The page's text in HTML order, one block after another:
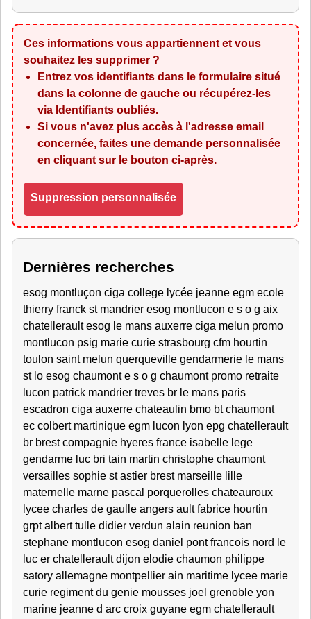
Ces informations vous appartiennent et vous
souhaitez les supprimer ?
Entrez vos identifiants dans le formulaire situé
dans la colonne de gauche ou récupérez-les
via Identifiants oubliés.
Si vous n'avez plus accès à l'adresse email
concernée, faites une demande personnalisée
en cliquant sur le bouton ci-après.
Suppression personnalisée
Dernières recherches
esog montluçon ciga college lycée jeanne egm ecole
thierry franck st mandrier esog montlucon e s o g aix
chatellerault esog le mans auxerre ciga melun promo
montlucon psig marie curie strasbourg cfm hourtin
toulon saint melun querqueville gendarmerie le mans
st lo esog chaumont e s o g chaumont promo retraite
lucon patrick mandrier treves br le mans paris
escadron ciga auxerre chateaulin bmo bt chaumont
ec colbert martinique egm lucon lyon epg chatellerault
br brest compagnie hyeres france isabelle lege
gendarme luc bri tain martin christophe chaumont
versailles sophie st astier brest marseille lille
maternelle marne pascal porquerolles chateauroux
lycee charles de gaulle angers ault fabrice hourtin
grpt albert tulle didier verdun alain reunion ban
stephane montlucon esog daniel pont francois nord le
luc er chatellerault dijon elodie chaumon philippe
satory allemagne montpellier ain maritime lycee marie
curie regiment du genie mousses joel grenoble yon
marine jeanne d arc croix guyane egm chatellerault